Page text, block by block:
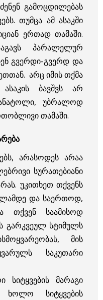
გამოცდილებას
თუმცა ამ ასაკში
ერთად თამაში.
პარალელურ
გვერდი-გვერდ და
არც იმის თქმა
ბავშვს არ
უბრალოდ
თამაში.
არასოდეს არაა
სურათებიანი
უკითხეთ თქვენს
და საერთოდ,
თქვენ საამისოდ
გარკვეულ სტიმულს
მის
საკუთარი
სიტყვების მარაგი
სიტყვების